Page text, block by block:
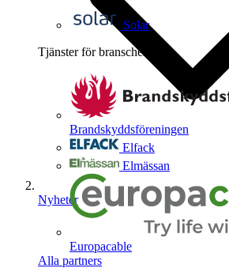
Solar
Tjänster för branschen
Brandskyddsföreningen
Elfack
Elmässan
Europacable
Alla partners
Nyheter